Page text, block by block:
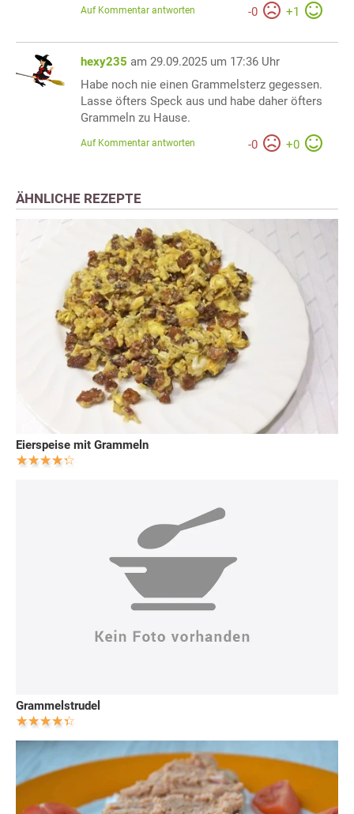
-0 +1
Auf Kommentar antworten
hexy235 am 29.09.2025 um 17:36 Uhr
Habe noch nie einen Grammelsterz gegessen.
Lasse öfters Speck aus und habe daher öfters
Grammeln zu Hause.
-0 +0
Auf Kommentar antworten
ÄHNLICHE REZEPTE
Eierspeise mit Grammeln
Grammelstrudel